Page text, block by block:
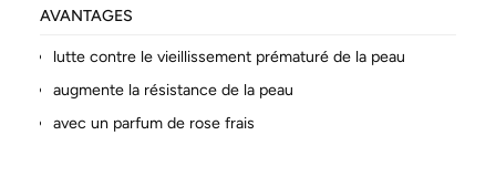
AVANTAGES
lutte contre le vieillissement prématuré de la peau
augmente la résistance de la peau
avec un parfum de rose frais